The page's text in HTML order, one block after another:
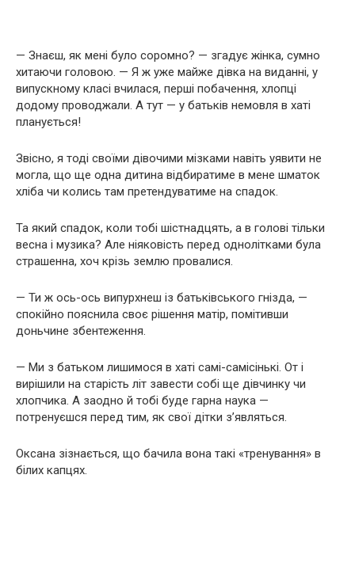
— Знаєш, як мені було соромно? — згадує жінка, сумно
хитаючи головою. — Я ж уже майже дівка на виданні, у
випускному класі вчилася, перші побачення, хлопці
додому проводжали. А тут — у батьків немовля в хаті
планується!
Звісно, я тоді своїми дівочими мізками навіть уявити не
могла, що ще одна дитина відбиратиме в мене шматок
хліба чи колись там претендуватиме на спадок.
Та який спадок, коли тобі шістнадцять, а в голові тільки
весна і музика? Але ніяковість перед однолітками була
страшенна, хоч крізь землю провалися.
— Ти ж ось-ось випурхнеш із батьківського гнізда, —
спокійно пояснила своє рішення матір, помітивши
доньчине збентеження.
— Ми з батьком лишимося в хаті самі-самісінькі. От і
вирішили на старість літ завести собі ще дівчинку чи
хлопчика. А заодно й тобі буде гарна наука —
потренуєшся перед тим, як свої дітки з’являться.
Оксана зізнається, що бачила вона такі «тренування» в
білих капцях.